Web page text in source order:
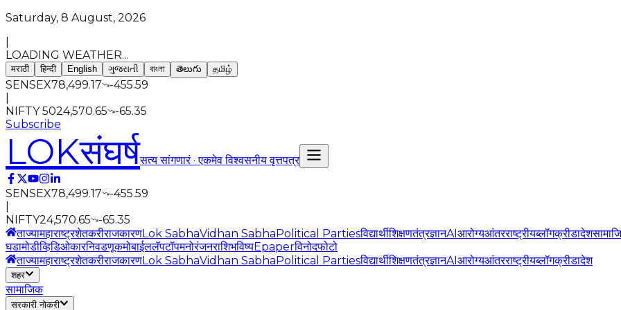
Saturday, 8 August, 2026
LOADING WEATHER...
मराठी हिन्दी English ગુજરાતી বাংলা తెలుగు தமிழ்
SENSEX78,499.17
-455.59
NIFTY 5024,570.65
-65.35
Subscribe
LOKसंघर्षसत्य सांगणारं · एकमेव विश्वसनीय वृत्तपत्र
SENSEX78,499.17
-455.59
NIFTY24,570.65
-65.35
ताज्यामहाराष्ट्रशेतकरीराजकारणLok SabhaVidhan SabhaPolitical Partiesविद्यार्थीशिक्षणतंत्रज्ञानAIआरोग्यआंतरराष्ट्रीयब्लॉगक्रीडादेश
घडामोडीव्हिडिओकारनिवडणूकमोबाईललॅपटॉपमनोरंजनराशिभविष्यEpaperविनोदफोटो
ताज्यामहाराष्ट्रशेतकरीराजकारणLok SabhaVidhan SabhaPolitical Partiesविद्यार्थीशिक्षणतंत्रज्ञानAIआरोग्यआंतरराष्ट्रीयब्लॉगक्रीडादेश
शहर
सामाजिक
सरकारी नोकरी